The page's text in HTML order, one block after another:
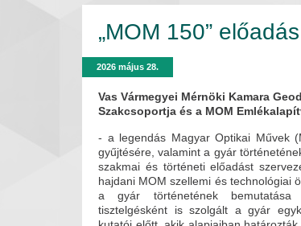
„MOM 150” előadás
2026 május 28.
Vas Vármegyei Mérnöki Kamara
Szakcsoportja és a MOM
- a legendás Magyar Optikai Művek
gyűjtésére, valamint a gyár
szakmai és történeti előadást
hajdani MOM szellemi és technológiai
a gyár történetének
tisztelgésként is szolgált a gyár